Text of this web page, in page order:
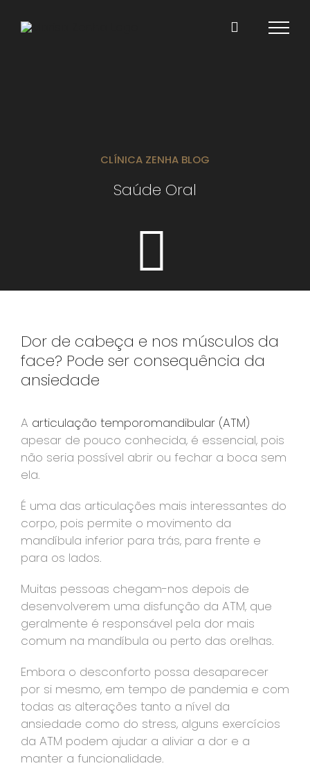
CLÍNICA ZENHA BLOG
Saúde Oral
Dor de cabeça e nos músculos da
face? Pode ser consequência da
ansiedade
A articulação temporomandibular (ATM)
apesar de pouco conhecida, é essencial, pois
não seria possível abrir ou fechar a boca sem
ela.
É uma das articulações mais interessantes do
corpo, pois permite o movimento da
mandíbula inferior para trás, para frente e
para os lados.
Muitas pessoas chegam-nos depois de
desenvolverem uma disfunção da ATM, que
geralmente é responsável pela dor mais
comum na mandíbula ou perto das orelhas.
Embora o desconforto possa desaparecer
por si mesmo, em tempo de pandemia e com
todas as alterações tanto a nível da
ansiedade como do stress, alguns exercícios
da ATM podem ajudar a aliviar a dor e a
manter a funcionalidade.